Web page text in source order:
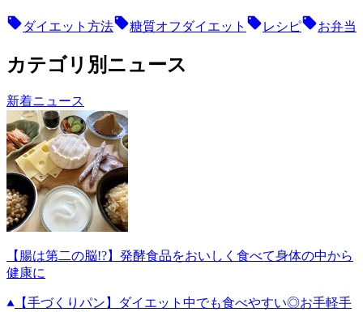
ダイエット方法 糖質オフダイエット レシピ お弁当
カテゴリ別ニュース
新着ニュース
【腸は第二の脳!?】発酵食品をおいしく食べて身体の中から
健康に
【手づくりパン】ダイエット中でも食べやすい◎お手軽手